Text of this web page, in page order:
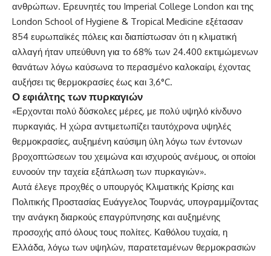
ανθρώπων. Ερευνητές του Imperial College London και της
London School of Hygiene & Tropical Medicine εξέτασαν
854 ευρωπαϊκές πόλεις και διαπίστωσαν ότι η κλιματική
αλλαγή ήταν υπεύθυνη για το 68% των 24.400 εκτιμώμενων
θανάτων λόγω καύσωνα το περασμένο καλοκαίρι, έχοντας
αυξήσει τις θερμοκρασίες έως και 3,6°C.
Ο εφιάλτης των πυρκαγιών
«Ερχονται πολύ δύσκολες μέρες, με πολύ υψηλό κίνδυνο
πυρκαγιάς. Η χώρα αντιμετωπίζει ταυτόχρονα υψηλές
θερμοκρασίες, αυξημένη καύσιμη ύλη λόγω των έντονων
βροχοπτώσεων του χειμώνα και ισχυρούς ανέμους, οι οποίοι
ευνοούν την ταχεία εξάπλωση των πυρκαγιών».
Αυτά έλεγε προχθές ο υπουργός Κλιματικής Κρίσης και
Πολιτικής Προστασίας Ευάγγελος Τουρνάς, υπογραμμίζοντας
την ανάγκη διαρκούς επαγρύπνησης και αυξημένης
προσοχής από όλους τους πολίτες. Καθόλου τυχαία, η
Ελλάδα, λόγω των υψηλών, παρατεταμένων θερμοκρασιών